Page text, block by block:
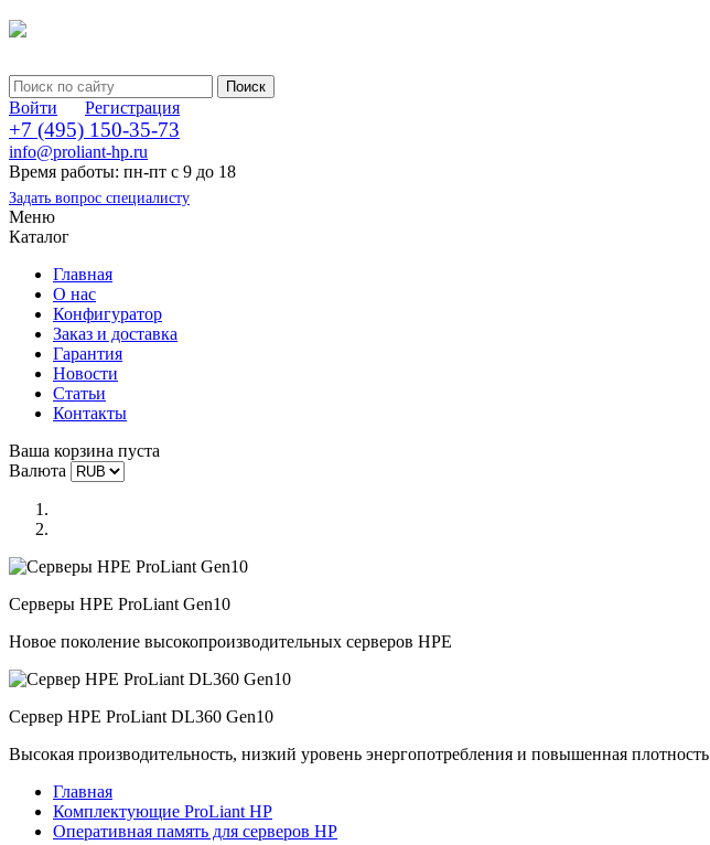
Войти Регистрация
+7 (495) 150-35-73
info@proliant-hp.ru
Время работы: пн-пт с 9 до 18
Задать вопрос специалисту
Меню
Каталог
Главная
О нас
Конфигуратор
Заказ и доставка
Гарантия
Новости
Статьи
Контакты
Ваша корзина пуста
Валюта
Серверы HPE ProLiant Gen10
Новое поколение высокопроизводительных серверов HPE
Сервер HPE ProLiant DL360 Gen10
Высокая производительность, низкий уровень энергопотребления и повышенная плотность
Главная
Комплектующие ProLiant HP
Оперативная память для серверов HP